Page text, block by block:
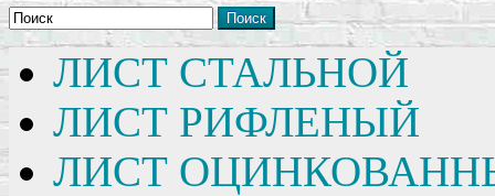
Поиск
ЛИСТ СТАЛЬНОЙ
ЛИСТ РИФЛЕНЫЙ
ЛИСТ